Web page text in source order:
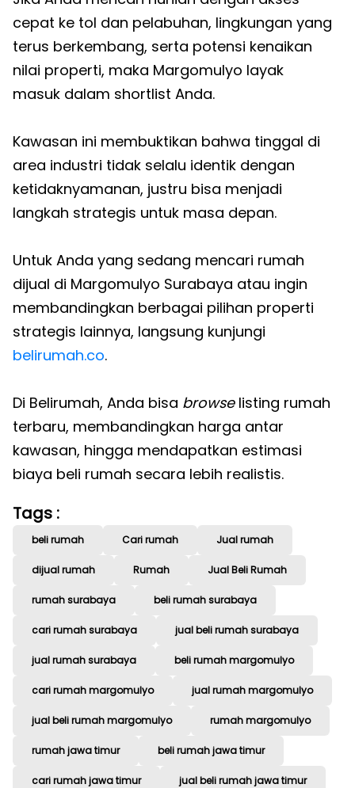
cepat ke tol dan pelabuhan, lingkungan yang
terus berkembang, serta potensi kenaikan
nilai properti, maka Margomulyo layak
masuk dalam shortlist Anda.
Kawasan ini membuktikan bahwa tinggal di
area industri tidak selalu identik dengan
ketidaknyamanan, justru bisa menjadi
langkah strategis untuk masa depan.
Untuk Anda yang sedang mencari rumah
dijual di Margomulyo Surabaya atau ingin
membandingkan berbagai pilihan properti
strategis lainnya, langsung kunjungi
belirumah.co.
Di Belirumah, Anda bisa browselisting rumah
terbaru, membandingkan harga antar
kawasan, hingga mendapatkan estimasi
biaya beli rumah secara lebih realistis.
Tags :
beli rumah Cari rumah Jual rumah
dijual rumah Rumah Jual Beli Rumah
rumah surabaya beli rumah surabaya
cari rumah surabaya jual beli rumah surabaya
jual rumah surabaya beli rumah margomulyo
cari rumah margomulyo jual rumah margomulyo
jual beli rumah margomulyo rumah margomulyo
rumah jawa timur beli rumah jawa timur
cari rumah jawa timur jual beli rumah jawa timur